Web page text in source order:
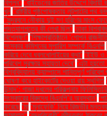
বিপ্লব'' ''বাইডেনের জাতির উদ্দেশে
খুন ''রাষ্ট্রীয় পৃষ্ঠপোষকতায় লুটপাটের পথ
''সুন্দরবনে নৌকায় দুই মণ হরিণের মাংস
পদত্যাগপত্রে কী লেখা ছিল'' 'ঢাকা
বিশ্লেষণ'' 'শিক্ষাপ্রতিষ্ঠানে ‘গোপন
সংস্কার কমিশনের সুপারিশ সম্পর্কে বিএনপি
করিয়ে দেবে ধবলধোলাইয়ের কথা’ ‘ইইউ ও
পরিবেশ সুরক্ষায় সহায়তা দেবে’ ‘এটা হয়তো
বিশ্ববিদ্যালয় ক্যাম্পাসে শান্তিপূর্ণ পরিবেশ
ঘোষণা করে হাইকোর্টের দেওয়া রায় স্থগিত
উন্মাদ’: গাজা দখলের পরিকল্পনায়
সংস্কারের বিরুদ্ধে বিএনপি’র অবস্থান’
করেছে ‘মা ‘মুনাফেকি’ নিয়ে রিজভীর